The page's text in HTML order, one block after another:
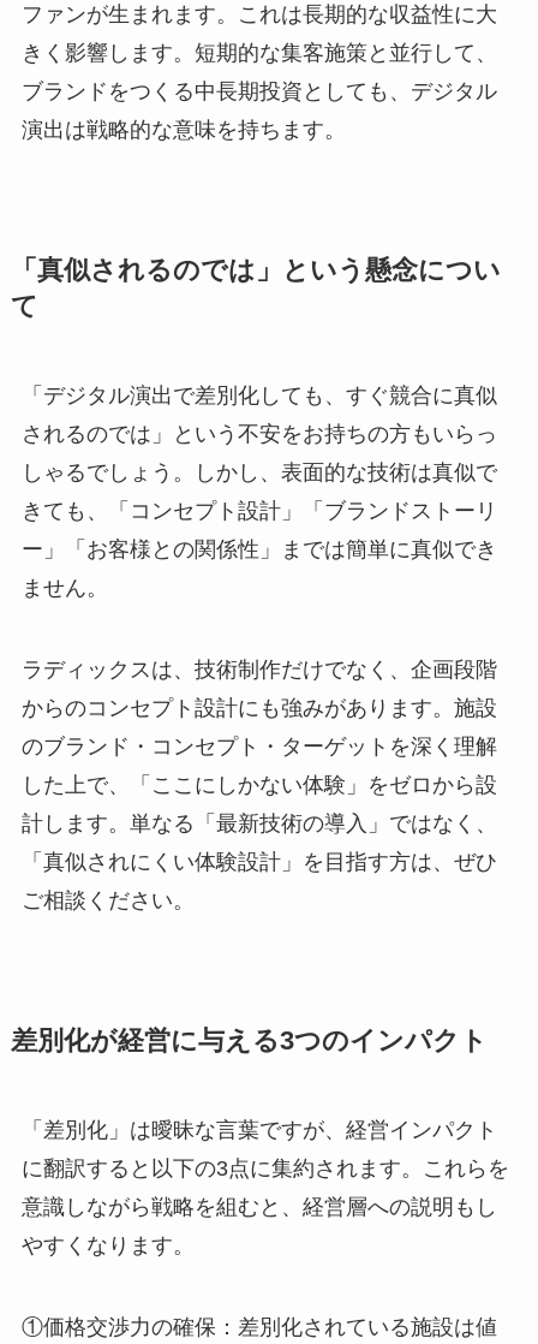
ファンが生まれます。これは長期的な収益性に大
きく影響します。短期的な集客施策と並行して、
ブランドをつくる中長期投資としても、デジタル
演出は戦略的な意味を持ちます。
「真似されるのでは」という懸念につい
て
「デジタル演出で差別化しても、すぐ競合に真似
されるのでは」という不安をお持ちの方もいらっ
しゃるでしょう。しかし、表面的な技術は真似で
きても、「コンセプト設計」「ブランドストーリ
ー」「お客様との関係性」までは簡単に真似でき
ません。
ラディックスは、技術制作だけでなく、企画段階
からのコンセプト設計にも強みがあります。施設
のブランド・コンセプト・ターゲットを深く理解
した上で、「ここにしかない体験」をゼロから設
計します。単なる「最新技術の導入」ではなく、
「真似されにくい体験設計」を目指す方は、ぜひ
ご相談ください。
差別化が経営に与える3つのインパクト
「差別化」は曖昧な言葉ですが、経営インパクト
に翻訳すると以下の3点に集約されます。これらを
意識しながら戦略を組むと、経営層への説明もし
やすくなります。
①価格交渉力の確保：差別化されている施設は値